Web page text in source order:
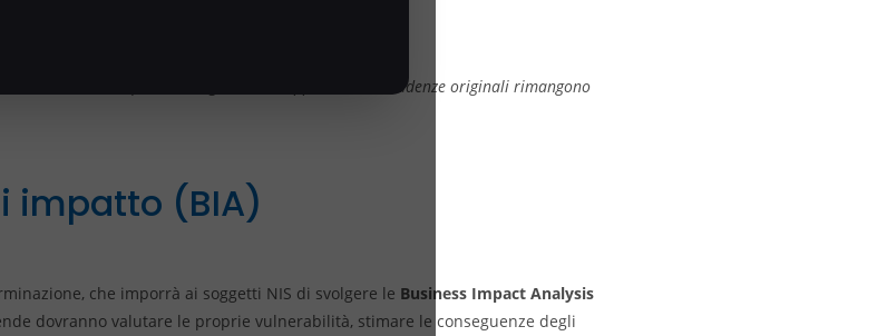
del 2025, queste deroghe non si applicano. Le scadenze originali rimangono
impatto (BIA)
che imporrà ai soggetti NIS di svolgere le Business Impact Analysis
dovranno valutare le proprie vulnerabilità, stimare le conseguenze degli